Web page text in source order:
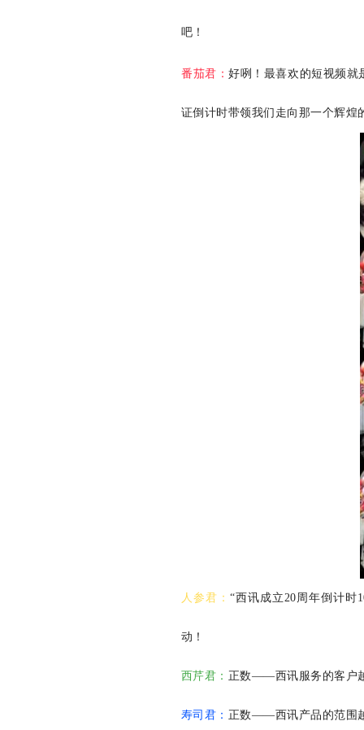
吧！
番茄君：好咧！最喜欢的短视频
证倒计时带领我们走向那一个辉煌
人参君： “西讯成立20周年倒计时
动！
西芹君： 正数——西讯服务的客户
寿司君： 正数——西讯产品的范围